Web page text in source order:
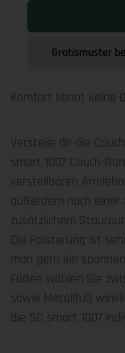
Gratismuster
Komfort kennt keine
Verstelle dir die
smart 1007 Couch-
verstellbaren
außerdem noch
zusätzlichem
Die Polsterung ist
man gern ein
Füßen wählen Sie
sowie Metallfuß
die SC smart 1007